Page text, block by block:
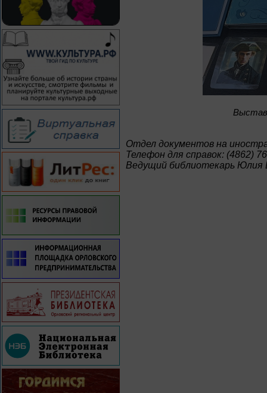
Отдел документов на
Телефон для справок: (4862)
Ведущий библиотекарь Юлия